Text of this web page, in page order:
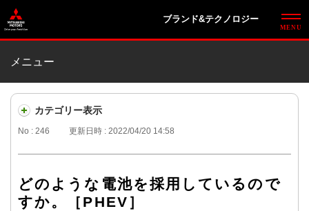
ブランド&テクノロジー
メニュー
カテゴリー表示
No : 246 更新日時 : 2022/04/20 14:58
どのような電池を採用しているので
すか。［PHEV］